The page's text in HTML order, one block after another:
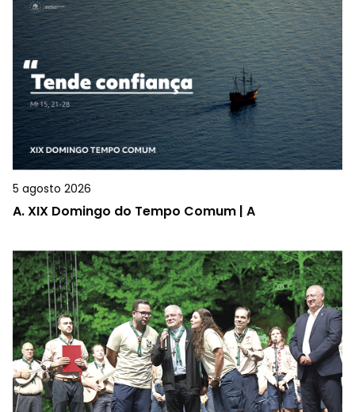
5 agosto 2026
A.XIX Domingo do Tempo Comum | A